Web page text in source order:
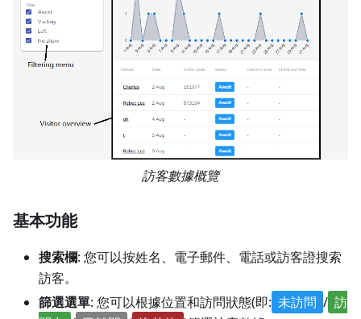
訪客數據概覽
基本功能
搜索欄: 您可以按姓名、電子郵件、電話或訪客證搜索
訪客。
篩選選單: 您可以根據位置和訪問狀態(即: 未訪問 / 訪